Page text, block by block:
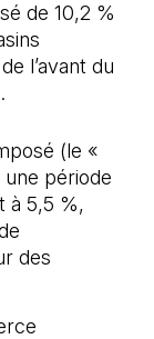
de 10,2 %
l’avant du
(le «
une période
à 5,5 %,
des